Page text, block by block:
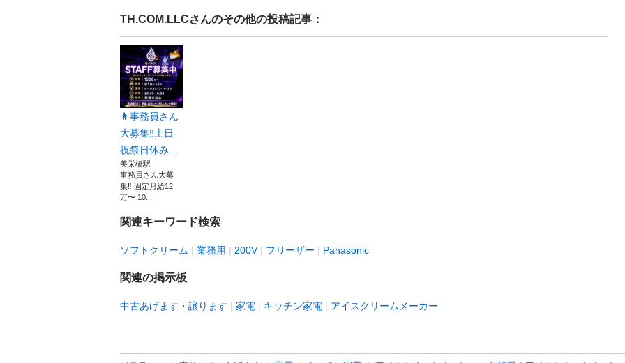
TH.COM.LLCさんのその他の投稿記事：
👩事務員さん
大募集‼️土日
祝祭日休み...
美栄橋駅
事務員さん大募
集‼️ 固定月給12
万〜 10...
関連キーワード検索
ソフトクリーム 業務用 200V フリーザー Panasonic
関連の掲示板
中古あげます・譲ります 家電 キッチン家電 アイスクリームメーカー